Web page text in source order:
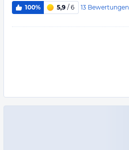
100% 5,9 / 6 13 Bewertungen